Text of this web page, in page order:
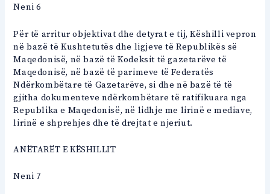
Neni 6
Për të arritur objektivat dhe detyrat e tij, Këshilli vepron
në bazë të Kushtetutës dhe ligjeve të Republikës së
Maqedonisë, në bazë të Kodeksit të gazetarëve të
Maqedonisë, në bazë të parimeve të Federatës
Ndërkombëtare të Gazetarëve, si dhe në bazë të të
gjitha dokumenteve ndërkombëtare të ratifikuara nga
Republika e Maqedonisë, në lidhje me lirinë e mediave,
lirinë e shprehjes dhe të drejtat e njeriut.
ANËTARËT E KËSHILLIT
Neni 7